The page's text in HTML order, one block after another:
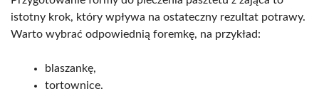
istotny krok, który wpływa na ostateczny rezultat potrawy.
Warto wybrać odpowiednią foremkę, na przykład:
blaszankę,
tortownicę.